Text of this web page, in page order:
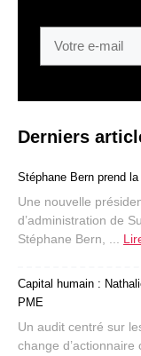
Derniers
Stéphane Bern prend
Une nouvelle
d’administration de
Stéphane Bern, ...
Capital humain :
PME
Un audit centré sur
change